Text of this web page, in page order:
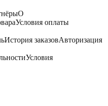
О
Условия оплаты
История заказовАвторизация
Условия